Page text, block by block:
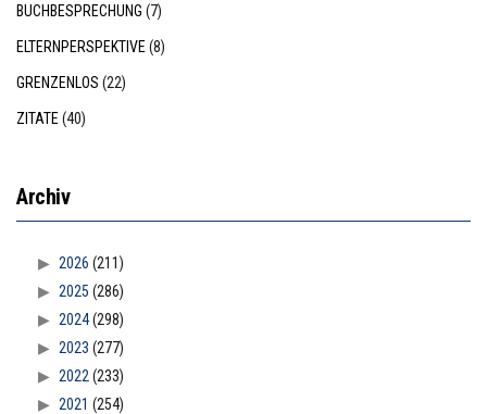
BUCHBESPRECHUNG (7)
ELTERNPERSPEKTIVE (8)
GRENZENLOS (22)
ZITATE (40)
Archiv
2026 (211)
2025 (286)
2024(298)
2023 (277)
2022 (233)
2021 (254)